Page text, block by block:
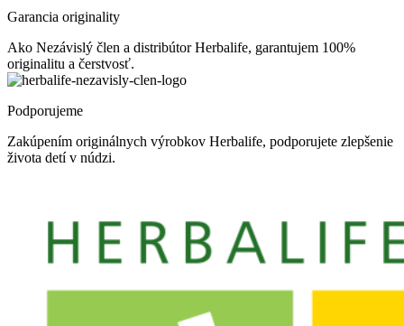
Garancia originality
Ako Nezávislý člen a distribútor Herbalife, garantujem 100%
originalitu a čerstvosť.
Podporujeme
Zakúpením originálnych výrobkov Herbalife, podporujete zlepšenie
života detí v núdzi.